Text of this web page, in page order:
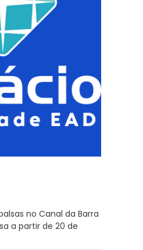
no Canal da Barra
a partir de 20 de